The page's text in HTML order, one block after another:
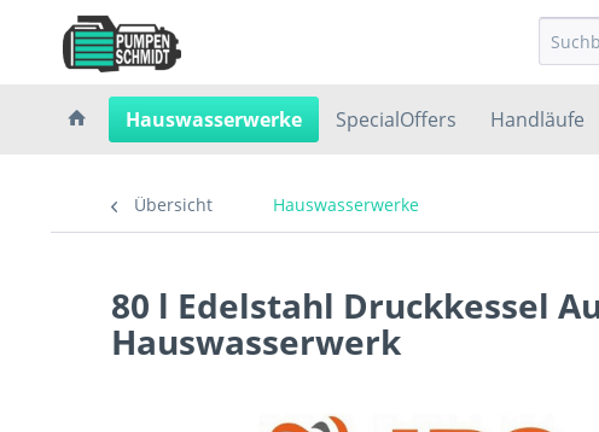
Hauswasserwerke SpecialOffers Handläufe
Übersicht Hauswasserwerke
80 l Edelstahl Druckkessel
Hauswasserwerk